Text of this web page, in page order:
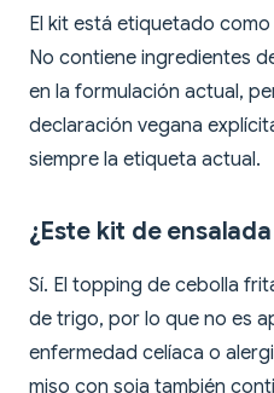
El kit está etiquetado
No contiene ingredientes
en la formulación actual,
declaración vegana
siempre la etiqueta actual.
¿Este kit de
Sí. El topping de cebolla
de trigo, por lo que no es
enfermedad celíaca o
miso con soja también